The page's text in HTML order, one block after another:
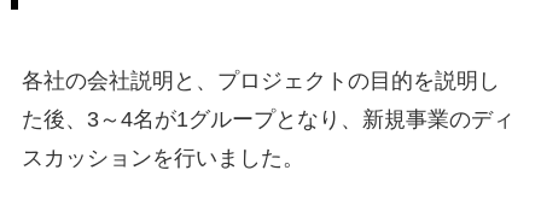
各社の会社説明と、プロジェクトの目的を説明し
た後、3～4名が1グループとなり、新規事業のディ
スカッションを行いました。